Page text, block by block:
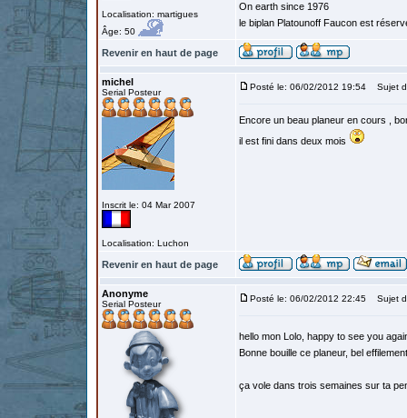
Localisation: martigues
Âge: 50
On earth since 1976
le biplan Platounoff Faucon est
Revenir en haut de page
michel
Serial Posteur
Inscrit le: 04 Mar 2007
Localisation: Luchon
Posté le: 06/02/2012 19:54 Sujet
Encore un beau planeur en cours ,
il est fini dans deux mois
Revenir en haut de page
Anonyme
Serial Posteur
Posté le: 06/02/2012 22:45 Sujet
hello mon Lolo, happy to see you
Bonne bouille ce planeur, bel
ça vole dans trois semaines sur ta